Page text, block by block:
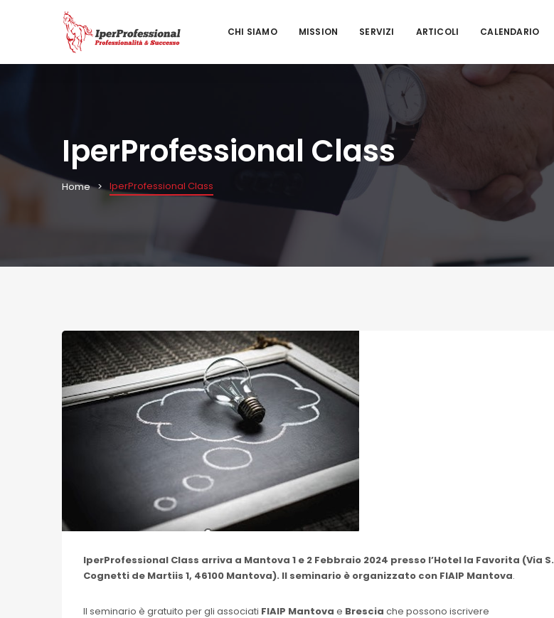
CHI SIAMO MISSION SERVIZI ARTICOLI CALENDARIO
IperProfessional Class
Home IperProfessional Class
IperProfessional Class arriva a Mantova 1 e 2 Febbraio 2024 presso l’Hotel la Favorita (Via S.
Cognetti de Martiis 1, 46100 Mantova). Il seminario è organizzato con FIAIP Mantova.
Il seminario è gratuito per gli associati FIAIP Mantova e Brescia che possono iscrivere